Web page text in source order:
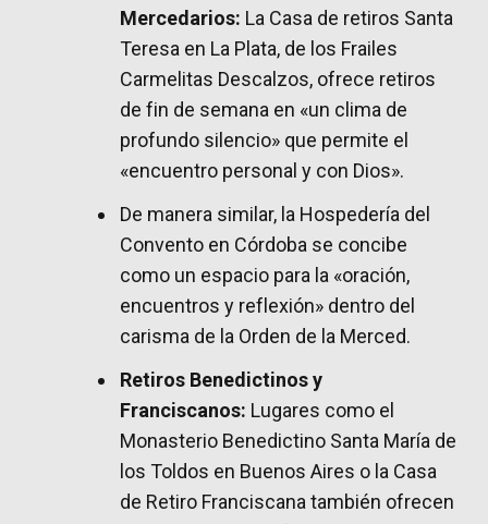
Mercedarios: La Casa de retiros Santa
Teresa en La Plata, de los Frailes
Carmelitas Descalzos, ofrece retiros
de fin de semana en «un clima de
profundo silencio» que permite el
«encuentro personal y con Dios».
De manera similar, la Hospedería del
Convento en Córdoba se concibe
como un espacio para la «oración,
encuentros y reflexión» dentro del
carisma de la Orden de la Merced.
Retiros Benedictinos y
Franciscanos: Lugares como el
Monasterio Benedictino Santa María de
los Toldos en Buenos Aires o la Casa
de Retiro Franciscana también ofrecen